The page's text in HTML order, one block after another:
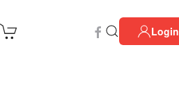
Login